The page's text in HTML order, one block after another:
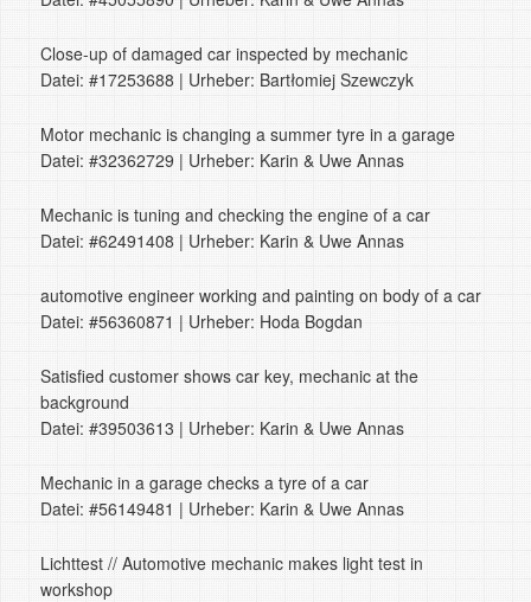
Close-up of damaged car inspected by mechanic
Datei: #17253688 | Urheber: Bartłomiej Szewczyk
Motor mechanic is changing a summer tyre in a garage
Datei: #32362729 | Urheber: Karin & Uwe Annas
Mechanic is tuning and checking the engine of a car
Datei: #62491408 | Urheber: Karin & Uwe Annas
automotive engineer working and painting on body of a car
Datei: #56360871 | Urheber: Hoda Bogdan
Satisfied customer shows car key, mechanic at the
background
Datei: #39503613 | Urheber: Karin & Uwe Annas
Mechanic in a garage checks a tyre of a car
Datei: #56149481 | Urheber: Karin & Uwe Annas
Lichttest // Automotive mechanic makes light test in
workshop